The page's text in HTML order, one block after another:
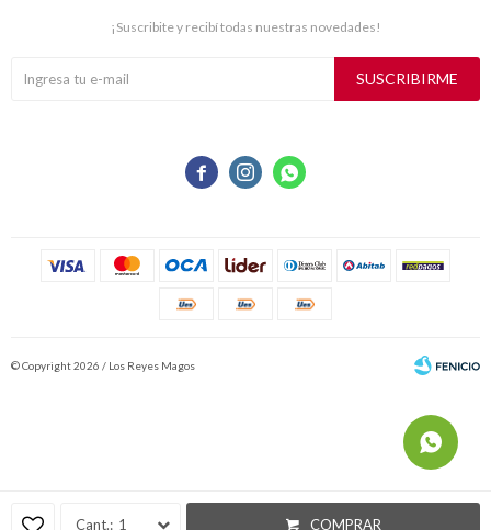
1 COMPRAR
  
¡Suscribite y recibí todas nuestras novedades!
SUSCRIBIRME
© Copyright 2026 / Los Reyes Magos